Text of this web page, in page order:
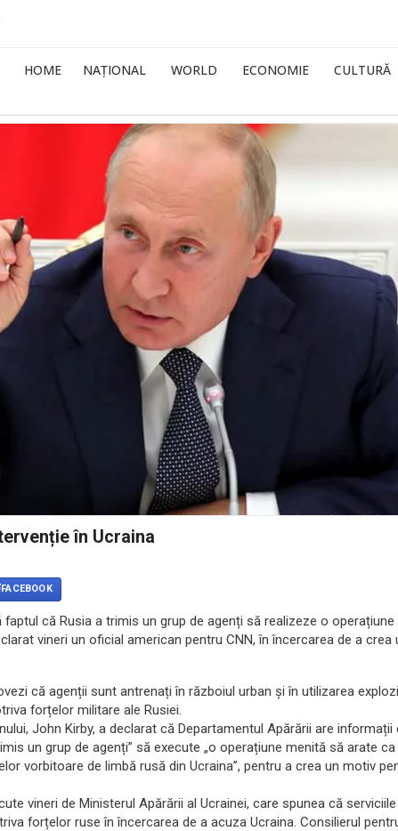
HOME NAȚIONAL WORLD ECONOMIE CULTURĂ
în Ucraina
FACEBOOK
că Rusia a trimis un grup de agenți să realizeze o operațiune
vineri un oficial american pentru CNN, în încercarea de a crea
că agenții sunt antrenați în războiul urban și în utilizarea
forțelor militare ale Rusiei.
John Kirby, a declarat că Departamentul Apărării are informații
un grup de agenți” să execute „o operațiune menită să arate
vorbitoare de limbă rusă din Ucraina”, pentru a crea un motiv
vineri de Ministerul Apărării al Ucrainei, care spunea că
forțelor ruse în încercarea de a acuza Ucraina. Consilierul